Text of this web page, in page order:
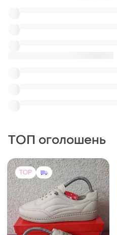
750 грн -7%
Акція знижка кросівки літні
легенькі жіночі бежеві mai
guan
37 і ще 3
TOP